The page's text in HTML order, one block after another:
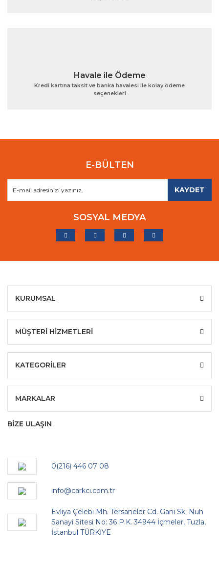
Havale ile Ödeme
Kredi kartına taksit ve banka havalesi ile kolay ödeme
seçenekleri
E-BÜLTEN
KAYDET
SOSYAL MEDYA
KURUMSAL
MÜŞTERİ HİZMETLERİ
KATEGORİLER
MARKALAR
BİZE ULAŞIN
0(216) 446 07 08
info@carkci.com.tr
Evliya Çelebi Mh. Tersaneler Cd. Gani Sk. Nuh
Sanayi Sitesi No: 36 P.K. 34944 İçmeler, Tuzla,
İstanbul TÜRKİYE